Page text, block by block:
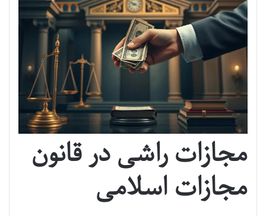
مجازات راشی در قانون
مجازات اسلامی